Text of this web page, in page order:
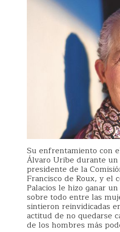
Su enfrentamiento con
Álvaro Uribe durante
presidente de la
Francisco de Roux, y el
Palacios le hizo ganar
sobre todo entre las
sintieron reinvidicadas
actitud de no quedarse
de los hombres más